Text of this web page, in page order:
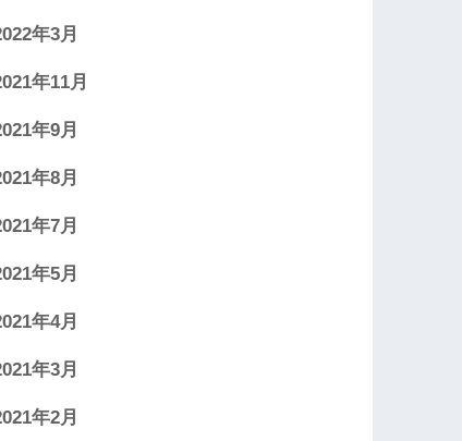
年3月
年11月
年9月
年8月
年7月
年5月
年4月
年3月
年2月